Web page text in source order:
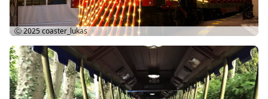
Ⓒ 2025coaster_lukas